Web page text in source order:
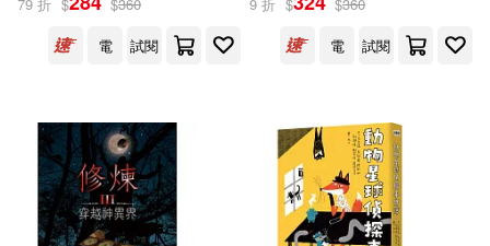
楊有德(1)
武琦(1) 江佩珊(1)
電
試閱
電
試閱